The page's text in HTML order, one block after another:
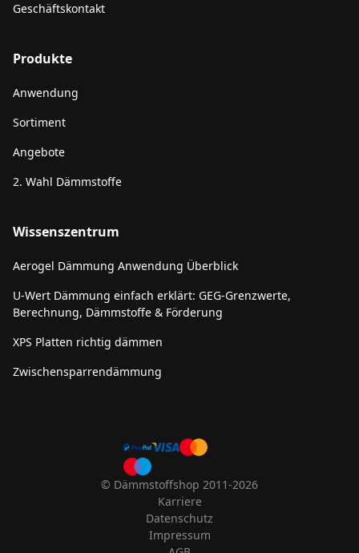
Geschäftskontakt
Produkte
Anwendung
Sortiment
Angebote
2. Wahl Dämmstoffe
Wissenszentrum
Aerogel Dämmung Anwendung Überblick
U-Wert Dämmung einfach erklärt: GEG-Grenzwerte,
Berechnung, Dämmstoffe & Förderung
XPS Platten richtig dämmen
Zwischensparrendämmung
© Dämmstoffshop 2011-2026
Karriere
Datenschutz
Impressum